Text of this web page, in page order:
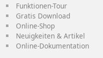
Funktionen-Tour
Gratis Download
Online-Shop
Neuigkeiten & Artikel
Online-Dokumentation